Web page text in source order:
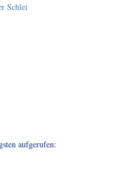
Schlei
aufgerufen: